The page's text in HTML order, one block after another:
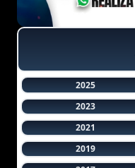
2025
2023
2021
2019